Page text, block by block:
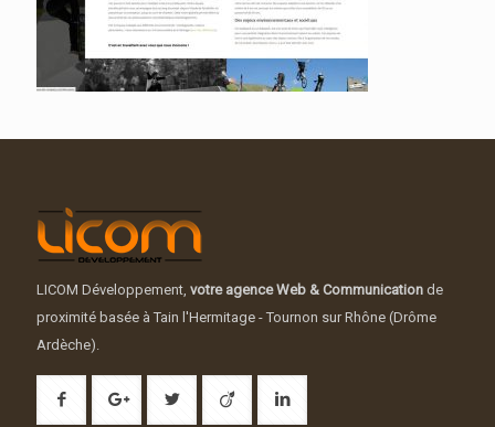
LICOM Développement, votre agence Web & Communication de
proximité basée à Tain l'Hermitage - Tournon sur Rhône (Drôme
Ardèche).